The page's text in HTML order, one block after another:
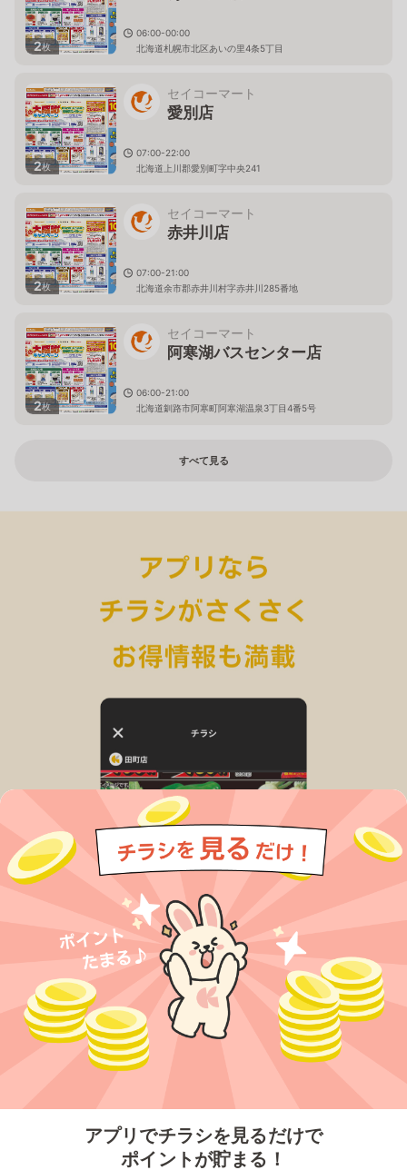
アプリでチラシを見るだけで
ポイントが貯まる！
2枚
06:00-00:00
北海道札幌市北区あいの里4条5丁目
2枚
セイコーマート
愛別店
07:00-22:00
北海道上川郡愛別町字中央241
2枚
セイコーマート
赤井川店
07:00-21:00
北海道余市郡赤井川村字赤井川285番地
2枚
セイコーマート
阿寒湖バスセンター店
06:00-21:00
北海道釧路市阿寒町阿寒湖温泉3丁目4番5号
すべて見る